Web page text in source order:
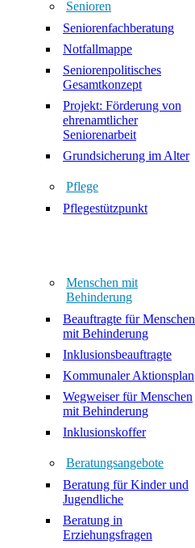
Senioren
Seniorenfachberatung
Notfallmappe
Seniorenpolitisches
Gesamtkonzept
Projekt: Förderung von
ehrenamtlicher
Seniorenarbeit
Grundsicherung im Alter
Pflege
Pflegestützpunkt
Menschen mit
Behinderung
Beauftragte für Menschen
mit Behinderung
Inklusionsbeauftragte
Kommunaler Aktionsplan
Wegweiser für Menschen
mit Behinderung
Inklusionskoffer
Beratungsangebote
Beratung für Kinder und
Jugendliche
Beratung in
Erziehungsfragen